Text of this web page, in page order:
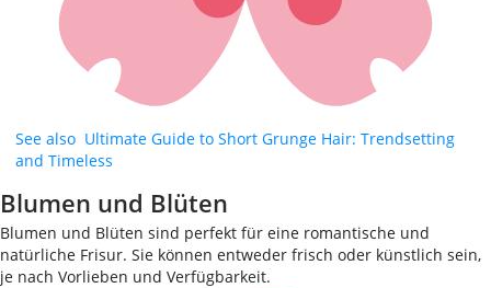
See also Ultimate Guide to Short Grunge Hair: Trendsetting
and Timeless
Blumen und Blüten
Blumen und Blüten sind perfekt für eine romantische und
natürliche Frisur. Sie können entweder frisch oder künstlich sein,
je nach Vorlieben und Verfügbarkeit.